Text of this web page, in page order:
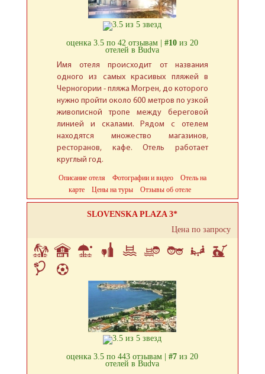
оценка 3.5 по 42 отзывам |#10 из 20
отелей в Budva
Имя отеля происходит от названия
одного из самых красивых пляжей в
Черногории - пляжа Могрен, до которого
нужно пройти около 600 метров по узкой
живописной тропе между береговой
линией и скалами. Рядом с отелем
находятся множество магазинов,
ресторанов, кафе. Отель работает
круглый год.
Описание отеля Фотографии и видео
Отель на
карте
Цены на туры Отзывы об отеле
SLOVENSKA PLAZA 3*
Цена по запросу
оценка 3.5 по 443 отзывам |#7 из 20
отелей в Budva